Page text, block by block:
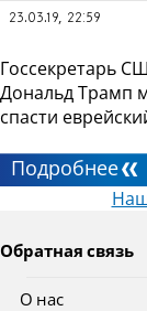
23.03.19, 22:59
Госсекретарь
Дональд Трамп
спасти
Подробнее
Обратная связь
О нас